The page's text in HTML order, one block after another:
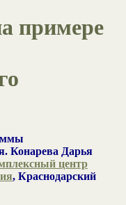
примере
Конарева Дарья
центр
, Краснодарский